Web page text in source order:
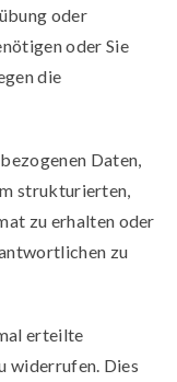
oder
oder Sie
die
Daten,
strukturierten,
zu erhalten oder
zu
erteilte
widerrufen. Dies